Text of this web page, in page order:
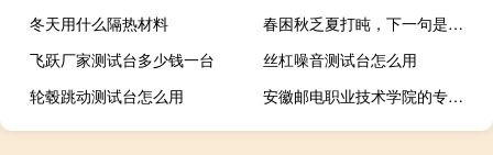
冬天用什么隔热材料
春困秋乏夏打盹，下一句是什麼来著
飞跃厂家测试台多少钱一台
丝杠噪音测试台怎么用
轮毂跳动测试台怎么用
安徽邮电职业技术学院的专业有哪些